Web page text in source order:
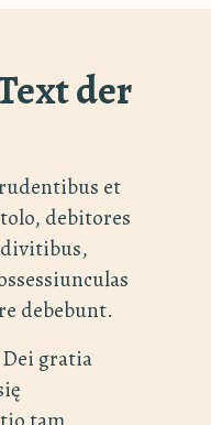
der
et
debitores
debebunt.
gratia